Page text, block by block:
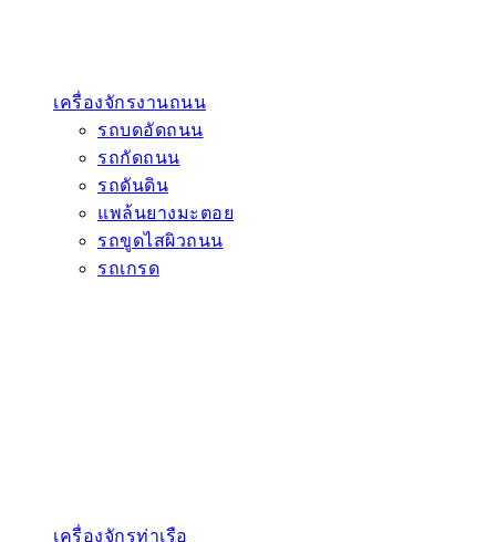
เครื่องจักรงานถนน
รถบดอัดถนน
รถกัดถนน
รถดันดิน
แพล้นยางมะตอย
รถขูดไสผิวถนน
รถเกรด
เครื่องจักรท่าเรือ